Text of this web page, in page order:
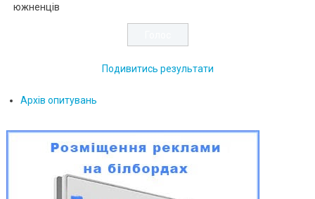
южненців
Подивитись результати
Архів опитувань